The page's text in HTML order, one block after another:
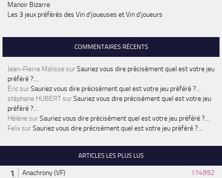
Manoir Bizarre
Les 3 jeux préférés des Vin d’joueuses et Vin d’joueurs
COMMENTAIRES RÉCENTS
Jean-Pierre MalissesurSauriez vous dire précisément quel est votre jeu
préféré ?…
ÉricsurSauriez vous dire précisément quel est votre jeu préféré ?…
stéphane HUBERTsurSauriez vous dire précisément quel est votre jeu
préféré ?…
HélènesurSauriez vous dire précisément quel est votre jeu préféré ?…
FelixsurSauriez vous dire précisément quel est votre jeu préféré ?…
ARTICLES LES PLUS LUS
Anachrony (VF)
174992